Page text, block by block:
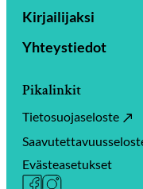
Kirjailijaksi
Yhteystiedot
Pikalinkit
Tietosuojaseloste
Evästeasetukset
Facebook
Instagram